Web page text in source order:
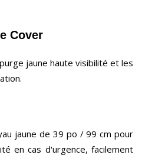
Cover
jaune haute visibilité et les
jaune de 39 po / 99 cm pour
en cas d'urgence, facilement